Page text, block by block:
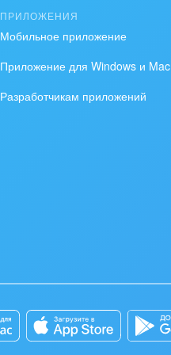
ПРИЛОЖЕНИЯ
Мобильное приложение
Приложение для Windows и Mac
Разработчикам приложений